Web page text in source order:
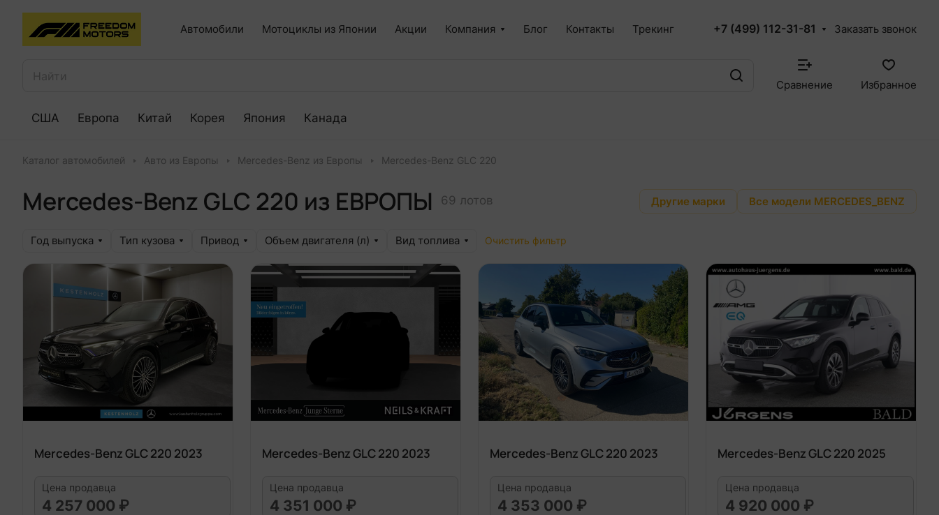
Автомобили Мотоциклы из Японии Акции Компания Блог Контакты Трекинг +7 (499) 112-31-81 Заказать звонок
Сравнение Избранное
США Европа Китай Корея Япония Канада
Каталог автомобилей Авто из Европы Mercedes-Benz из Европы Mercedes-Benz GLC 220
Mercedes-Benz GLC 220 из ЕВРОПЫ 69 лотов Другие марки Все модели MERCEDES_BENZ
Год выпуска Тип кузова Привод Объем двигателя (л) Вид топлива Очистить фильтр
Mercedes-Benz GLC 220 2023
Цена продавца
4 257 000 ₽
Mercedes-Benz GLC 220 2023
Цена продавца
4 351 000 ₽
Mercedes-Benz GLC 220 2023
Цена продавца
4 353 000 ₽
Mercedes-Benz GLC 220 2025
Цена продавца
4 920 000 ₽